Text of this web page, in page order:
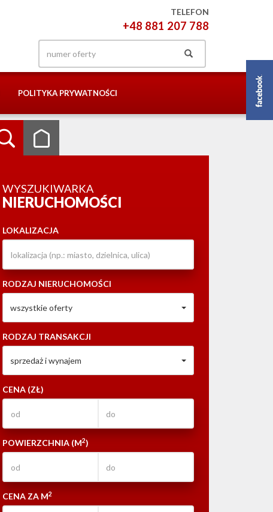
TELEFON
+48 881 207 788
POLITYKA PRYWATNOŚCI
WYSZUKIWARKA
NIERUCHOMOŚCI
LOKALIZACJA
RODZAJ NIERUCHOMOŚCI
wszystkie oferty
RODZAJ TRANSAKCJI
sprzedaż i wynajem
CENA (ZŁ)
POWIERZCHNIA (M2)
CENA ZA M2